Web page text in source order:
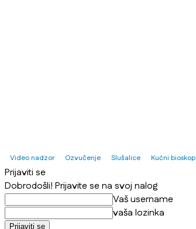
Video nadzor Ozvučenje Slušalice Kućni bioskop
Prijaviti se
Dobrodošli! Prijavite se na svoj nalog
Vaš username
vaša lozinka